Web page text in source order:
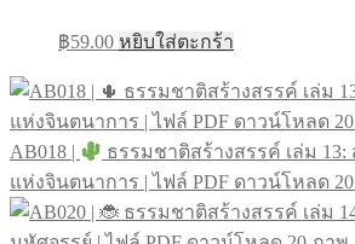
฿59.00 หยิบใส่ตะกร้า
AB018 |
ธรรมชาติสร้างสรรค์ เล่ม 13:
แห่งจินตนาการ | ไฟล์ PDF ดาวน์โหลด